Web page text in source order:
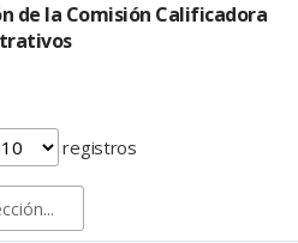
de la Comisión Calificadora
registros